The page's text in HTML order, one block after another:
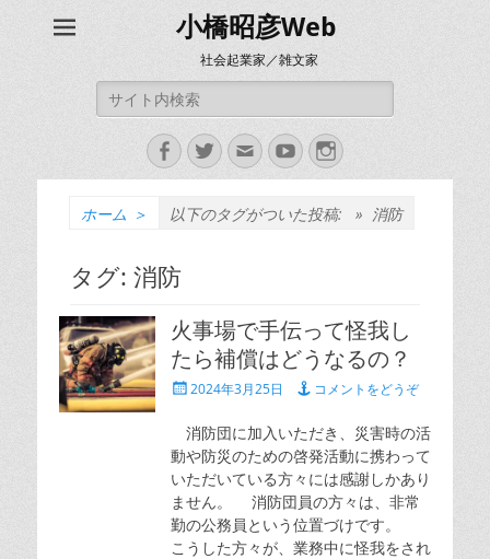
小橋昭彦Web
社会起業家／雑文家
索:
Facebook
Twitter
メ
ー
YouTubeInstagram
ホーム ＞ 以下のタグがついた投稿: » 消防
タグ: 消防
火事場で手伝って怪我し
たら補償はどうなるの？
投 2024年3月25日 コメントをどうぞ
消防団に加入いただき、災害時の活
動や防災のための啓発活動に携わって
いただいている方々には感謝しかあり
ません。 消防団員の方々は、非常
勤の公務員という位置づけです。
こうした方々が、業務中に怪我をされ